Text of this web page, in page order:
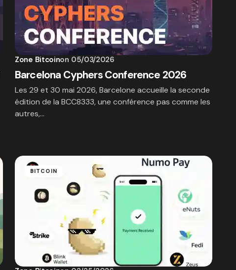
Zone Bitcoinon 05/03/2026
Barcelona Cyphers Conference 2026
Les 29 et 30 mai 2026, Barcelone accueille la seconde
édition de la BCC8333, une conférence pas comme les
autres,…
BITCOIN